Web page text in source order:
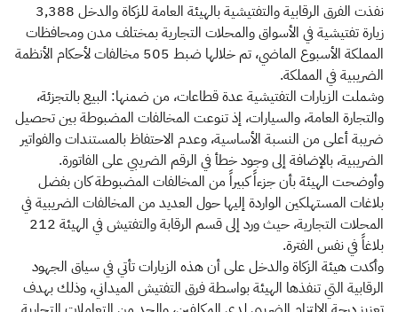
نفذت الفرق الرقابية والتفتيشية بالهيئة العامة للزكاة والدخل 3,388
زيارة تفتيشية في الأسواق والمحلات التجارية بمختلف مدن ومحافظات
المملكة الأسبوع الماضي، تم خلالها ضبط 505 مخالفات لأحكام الأنظمة
الضريبية في المملكة.
وشملت الزيارات التفتيشية عدة قطاعات، من ضمنها: البيع بالتجزئة،
والتجارة العامة، والسيارات، إذ تنوعت المخالفات المضبوطة بين تحصيل
ضريبة أعلى من النسبة الأساسية، وعدم الاحتفاظ بالمستندات والفواتير
الضريبية، بالإضافة إلى وجود خطأ في الرقم الضريبي على الفاتورة.
وأوضحت الهيئة بأن جزءاً كبيراً من المخالفات المضبوطة كان بفضل
بلاغات المستهلكين الواردة إليها حول العديد من المخالفات الضريبية في
المحلات التجارية، حيث ورد إلى قسم الرقابة والتفتيش في الهيئة 212
بلاغاً في نفس الفترة.
وأكدت هيئة الزكاة والدخل على أن هذه الزيارات تأتي في سياق الجهود
الرقابية التي تنفذها الهيئة بواسطة فرق التفتيش الميداني، وذلك بهدف